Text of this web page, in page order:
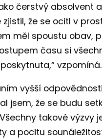
čerstvý absolvent
že se ocitl v
měl spoustu obav,
času si
vzpomíná.
vyšší
jsem, že se budu
takové výzvy
a pocitu